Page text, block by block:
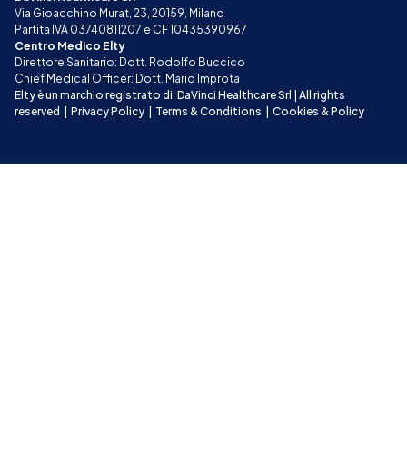
Via Gioacchino Murat, 23, 20159, Milano
Partita IVA 03740811207 e CF 10435390967
Centro Medico Elty
Direttore Sanitario: Dott. Rodolfo Buccico
Chief Medical Officer: Dott. Mario Improta
Elty è un marchio registrato di: DaVinci Healthcare Srl | All rights
reserved | Privacy Policy | Terms & Conditions | Cookies & Policy